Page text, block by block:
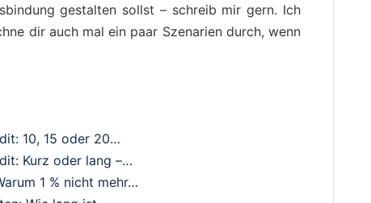
gestalten sollst – schreib mir gern. Ich
dir auch mal ein paar Szenarien durch, wenn
10, 15 oder 20…
Kurz oder lang –…
1 % nicht mehr…